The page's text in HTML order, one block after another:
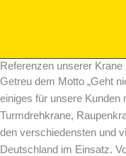
Referenzen unserer Krane
Getreu dem Motto „Geht
einiges für unsere Kunden
Turmdrehkrane,
den verschiedensten und
Deutschland im Einsatz.